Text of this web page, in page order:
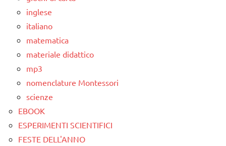
inglese
italiano
matematica
materiale didattico
mp3
nomenclature Montessori
scienze
EBOOK
ESPERIMENTI SCIENTIFICI
FESTE DELL'ANNO